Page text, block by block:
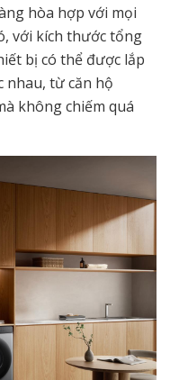
hòa hợp với mọi
với kích thước tổng
bị có thể được lắp
nhau, từ căn hộ
không chiếm quá